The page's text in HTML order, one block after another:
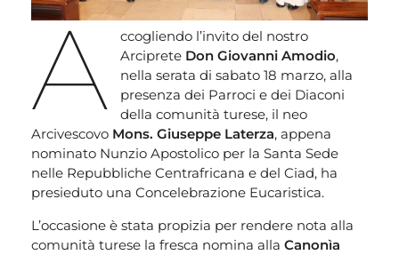
A
ccogliendo l’invito del nostro
Arciprete Don Giovanni Amodio,
nella serata di sabato 18 marzo, alla
presenza dei Parroci e dei Diaconi
della comunità turese, il neo
Arcivescovo Mons. Giuseppe Laterza, appena
nominato Nunzio Apostolico per la Santa Sede
nelle Repubbliche Centrafricana e del Ciad, ha
presieduto una Concelebrazione Eucaristica.
L’occasione è stata propizia per rendere nota alla
comunità turese la fresca nomina alla Canonìa